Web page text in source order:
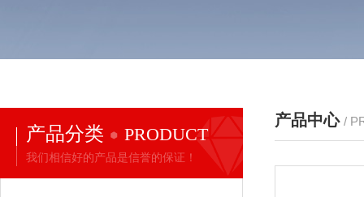
产品分类 PRODUCT
我们相信好的产品是信誉的保证！
产品中心 /